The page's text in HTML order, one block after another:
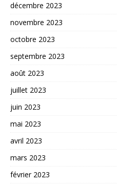
décembre 2023
novembre 2023
octobre 2023
septembre 2023
août 2023
juillet 2023
juin 2023
mai 2023
avril 2023
mars 2023
février 2023